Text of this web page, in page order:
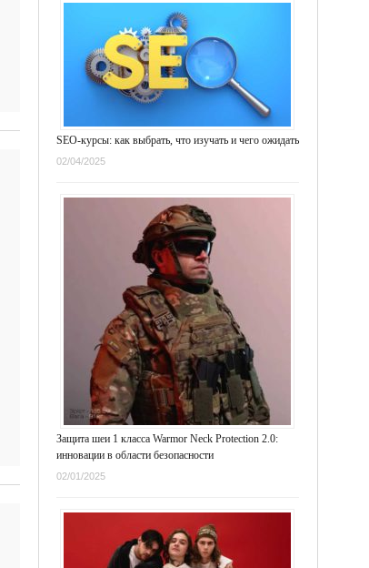
SEO-курсы: как выбрать, что изучать и чего ожидать
02/04/2025
Защита шеи 1 класса Warmor Neck Protection 2.0:
инновации в области безопасности
02/01/2025